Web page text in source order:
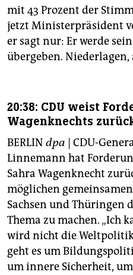
mit 43 Prozent der
jetzt Ministerpräsident
er sagt nur: Er werde
übergeben. Niederlagen,
20:38: CDU weist
Wagenknechts
BERLIN dpa | CDU-
Linnemann hat
Sahra Wagenknecht
möglichen
Sachsen und Thüringen
Thema zu machen. „Ich
wird nicht die
geht es um
um innere Sicherheit,